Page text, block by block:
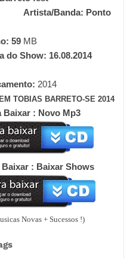
Ponto
59 MB
16.08.2014
2014
TOBIAS BARRETO-SE 2014
: Novo Mp3
: Baixar Shows
Novas + Sucessos !)